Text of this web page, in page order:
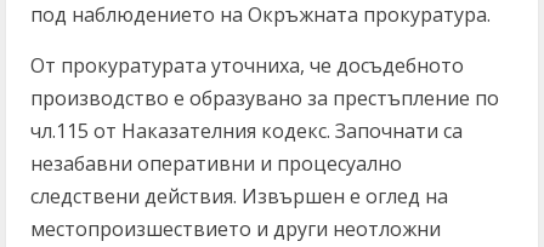
под наблюдението на Окръжната прокуратура.
От прокуратурата уточниха, че досъдебното
производство е образувано за престъпление по
чл.115 от Наказателния кодекс. Започнати са
незабавни оперативни и процесуално
следствени действия. Извършен е оглед на
местопроизшествието и други неотложни